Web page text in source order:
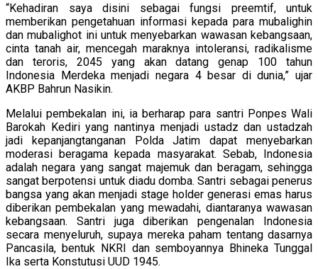
“Kehadiran saya disini sebagai fungsi preemtif, untuk
memberikan pengetahuan informasi kepada para mubalighin
dan mubalighot ini untuk menyebarkan wawasan kebangsaan,
cinta tanah air, mencegah maraknya intoleransi, radikalisme
dan teroris, 2045 yang akan datang genap 100 tahun
Indonesia Merdeka menjadi negara 4 besar di dunia,” ujar
AKBP Bahrun Nasikin.
Melalui pembekalan ini, ia berharap para santri Ponpes Wali
Barokah Kediri yang nantinya menjadi ustadz dan ustadzah
jadi kepanjangtanganan Polda Jatim dapat menyebarkan
moderasi beragama kepada masyarakat. Sebab, Indonesia
adalah negara yang sangat majemuk dan beragam, sehingga
sangat berpotensi untuk diadu domba. Santri sebagai penerus
bangsa yang akan menjadi stage holder generasi emas harus
diberikan pembekalan yang mewadahi, diantaranya wawasan
kebangsaan. Santri juga diberikan pengenalan Indonesia
secara menyeluruh, supaya mereka paham tentang dasarnya
Pancasila, bentuk NKRI dan semboyannya Bhineka Tunggal
Ika serta Konstutusi UUD 1945.